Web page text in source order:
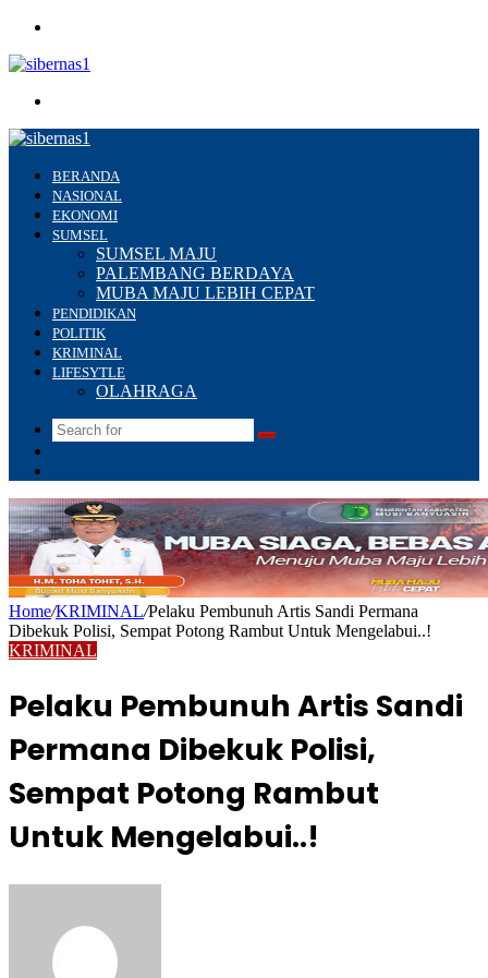
BERANDA
NASIONAL
EKONOMI
SUMSEL
SUMSEL MAJU
PALEMBANG BERDAYA
MUBA MAJU LEBIH CEPAT
PENDIDIKAN
POLITIK
KRIMINAL
LIFESYTLE
OLAHRAGA
Search
Home/KRIMINAL/Pelaku Pembunuh Artis Sandi Permana
Dibekuk Polisi, Sempat Potong Rambut Untuk Mengelabui..!
KRIMINAL
Pelaku Pembunuh Artis Sandi
Permana Dibekuk Polisi,
Sempat Potong Rambut
Untuk Mengelabui..!